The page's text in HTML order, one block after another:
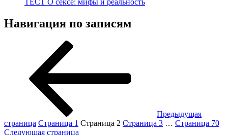
Навигация по записям
Предыдущая
страница Страница 1 Страница 2 Страница 3 … Страница 70
Следующая страница